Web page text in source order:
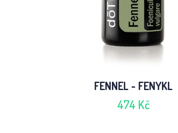
FENNEL - FENYKL
474 Kč